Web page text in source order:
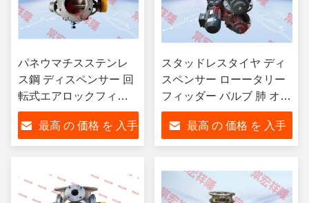
パネウマチスステンレ
ス鋼 ディスペンサー 回
転式エアロックフィッ
ダー カスタム電気
最高 の 価格 を 入手
スタッドレスタイヤ ディ
スペンサー ローータリー
フィッダー バルブ 肺 オー
ダーメイド 電動
最高 の 価格 を 入手